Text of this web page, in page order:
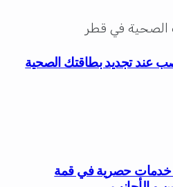
عند تجديد بطاقتك الصحية
خدمات حصرية في قمة